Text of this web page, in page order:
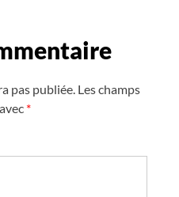
pas publiée. Les champs
*